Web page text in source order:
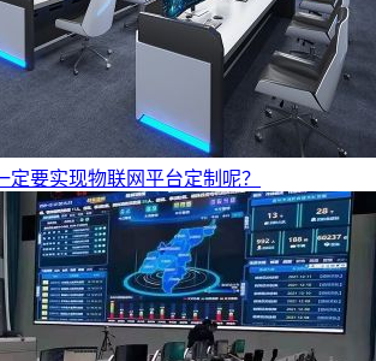
定要实现物联网平台定制呢？